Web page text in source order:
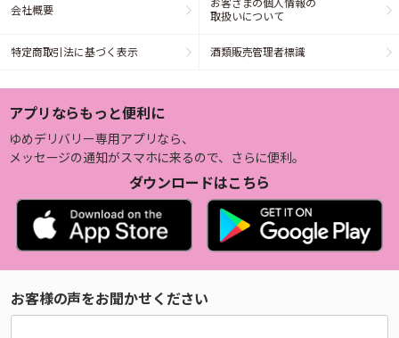
会社概要
お客さまの個人情報の
取扱いについて
特定商取引法に基づく表示 酒類販売管理者標識
アプリならもっと便利に
ゆめデリバリー専用アプリなら、
メッセージの通知がスマホに来るので、さらに便利。
ダウンロードはこちら
お客様の声をお聞かせください